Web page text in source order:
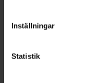
Inställningar
Statistik